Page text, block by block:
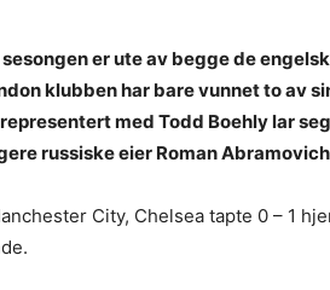
er ute av begge de
klubben har bare vunnet to av
med Todd Boehly lar
russiske eier Roman
City, Chelsea tapte 0 – 1